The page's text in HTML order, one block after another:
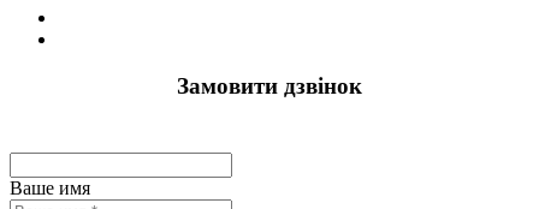
Замовити дзвінок
Ваше имя